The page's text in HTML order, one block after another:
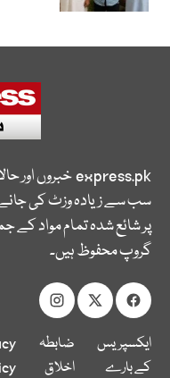
express.pkخبروں اور
سب سے زیادہ وزٹ کی
پر شائع شدہ تمام مواد
گروپ محفوظ ہیں۔
ایکسپریس
کے بارے
ضابطہ
اخلاق